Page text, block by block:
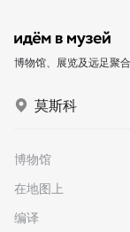
博物馆、展览及远足聚
莫斯科
博物馆
在地图上
编译